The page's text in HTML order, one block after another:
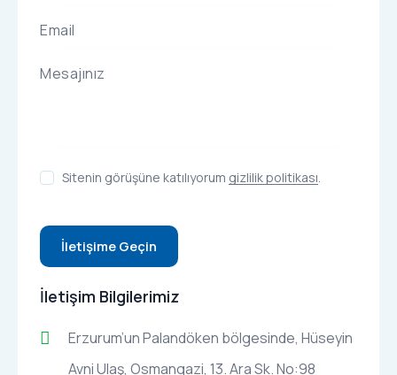
Sitenin görüşüne katılıyorum gizlilik politikası.
İletişim Bilgilerimiz
Erzurum’un Palandöken bölgesinde, Hüseyin
Avni Ulaş, Osmangazi, 13. Ara Sk. No:98